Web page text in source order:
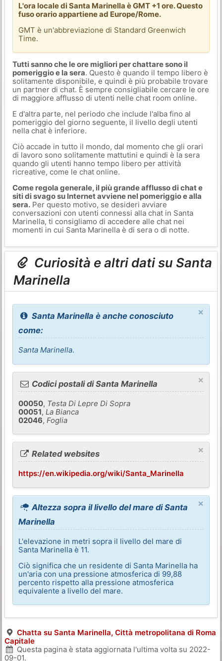
L'ora locale di Santa Marinella è GMT +1 ore. Questo
fuso orario appartiene ad Europe/Rome.
GMT è un'abbreviazione di Standard Greenwich
Time.
Tutti sanno che le ore migliori per chattare sono il
pomeriggio e la sera. Questo è quando il tempo libero è
solitamente disponibile, e quindi è più probabile trovare
un partner di chat. È sempre consigliabile cercare le ore
di maggiore afflusso di utenti nelle chat room online.
E d'altra parte, nel periodo che include l'alba fino al
pomeriggio del giorno seguente, il livello degli utenti
nella chat è inferiore.
Ciò accade in tutto il mondo, dal momento che gli orari
di lavoro sono solitamente mattutini e quindi è la sera
quando gli utenti hanno tempo libero per attività
ricreative, come le chat online.
Come regola generale, il più grande afflusso di chat e
siti di svago su Internet avviene nel pomeriggio e alla
sera.Per questo motivo, se desideri avviare
conversazioni con utenti connessi alla chat in Santa
Marinella, ti consigliamo di accedere alle chat nei
momenti in cui Santa Marinella è di sera o di notte.
Curiosità e altri dati su Santa
Marinella
×
Santa Marinella è anche conosciuto
come:
Santa Marinella.
×
Codici postali di Santa Marinella
00050, Testa Di Lepre Di Sopra
00051, La Bianca
02046, Foglia
×
Related websites
https://en.wikipedia.org/wiki/Santa_Marinella
×
Altezza sopra il livello del mare di Santa
Marinella
L'elevazione in metri sopra il livello del mare di
Santa Marinella è 11.
Ciò significa che un residente di Santa Marinella ha
un'aria con una pressione atmosferica di 99,88
percento rispetto alla pressione atmosferica
equivalente a livello del mare.
Chatta su Santa Marinella, Città metropolitana di Roma
Capitale
Questa pagina è stata aggiornata l'ultima volta su 2022-
09-01.